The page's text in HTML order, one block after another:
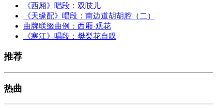
《西厢》唱段：双吱儿
《天缘配》唱段：南边道胡胡腔（二）
曲牌联缀曲例：西厢·观花
《寒江》唱段：樊梨花自叹
推荐
热曲